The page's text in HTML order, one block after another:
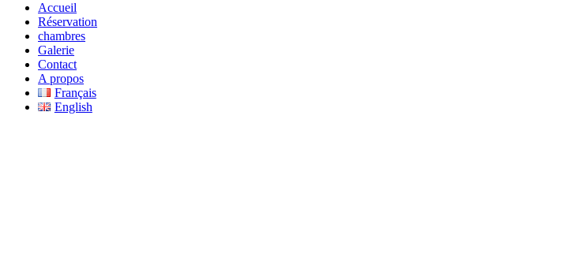
Accueil
Réservation
chambres
Galerie
Contact
A propos
Français
English